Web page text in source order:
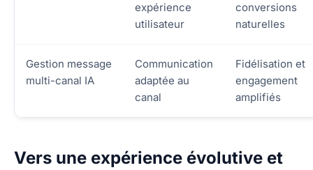
expérience
utilisateur
conversions
naturelles
Gestion message
multi-canal IA
Communication
adaptée au
canal
Fidélisation et
engagement
amplifiés
Vers une expérience évolutive et